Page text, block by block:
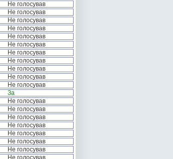
Не голосував
Не голосував
Не голосував
Не голосував
Не голосував
Не голосував
Не голосував
Не голосував
Не голосував
Не голосував
Не голосував
За
Не голосував
Не голосував
Не голосував
Не голосував
Не голосував
Не голосував
Не голосував
Не голосував